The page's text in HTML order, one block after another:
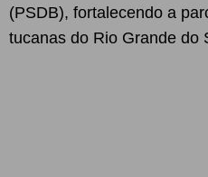
(PSDB), fortalecendo a
tucanas do Rio Grande do